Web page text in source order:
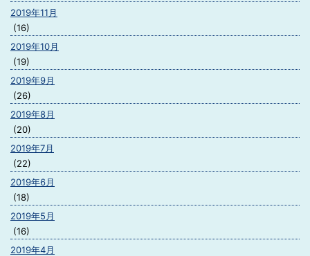
2019年11月
(16)
2019年10月
(19)
2019年9月
(26)
2019年8月
(20)
2019年7月
(22)
2019年6月
(18)
2019年5月
(16)
2019年4月